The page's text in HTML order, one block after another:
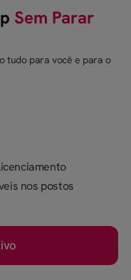
Sem Parar
tudo para você e para o
nos postos